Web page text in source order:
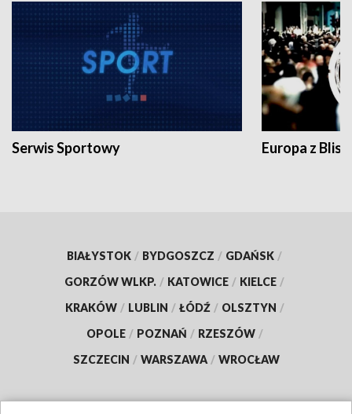
Serwis Sportowy Europa z
BIAŁYSTOK / BYDGOSZCZ / GDAŃSK /
GORZÓW WLKP. / KATOWICE / KIELCE /
KRAKÓW / LUBLIN / ŁÓDŹ / OLSZTYN /
OPOLE / POZNAŃ / RZESZÓW /
SZCZECIN / WARSZAWA / WROCŁAW